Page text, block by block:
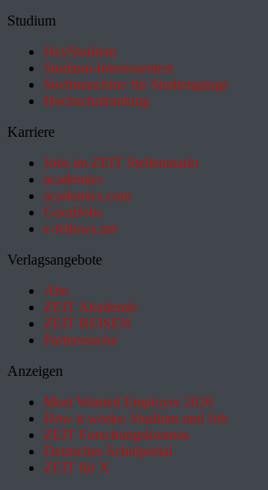
Studium
HeyStudium
Studium-Interessentest
Suchmaschine für Studiengänge
Hochschulranking
Karriere
Jobs im ZEIT Stellenmarkt
academics
academics.com
GoodJobs
e-fellows.net
Verlagsangebote
Abo
ZEIT Akademie
ZEIT REISEN
Partnersuche
Anzeigen
Most Wanted Employer 2026
How it works: Studium und Job
ZEIT Forschungskosmos
Deutsches Schulportal
ZEIT für X